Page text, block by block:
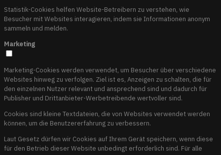
Statistik-Cookies helfen Website-Betreibern zu verstehen, wie
Besucher mit Websites interagieren, indem sie Informationen anonym
sammeln und melden.
Marketing
Marketing-Cookies werden verwendet, um Besucher über verschiedene
Websites hinweg zu verfolgen. Ziel ist es, Anzeigen zu schalten, die für
den einzelnen Nutzer relevant und ansprechend sind und dadurch für
Publisher und Drittanbieter-Werbetreibende wertvoller sind.
Cookies sind kleine Textdateien, die von Websites verwendet werden
können, um die Benutzererfahrung zu verbessern.
Laut Gesetz dürfen wir Cookies auf Ihrem Gerät speichern, wenn diese
für den Betrieb dieser Website unbedingt erforderlich sind. Für alle